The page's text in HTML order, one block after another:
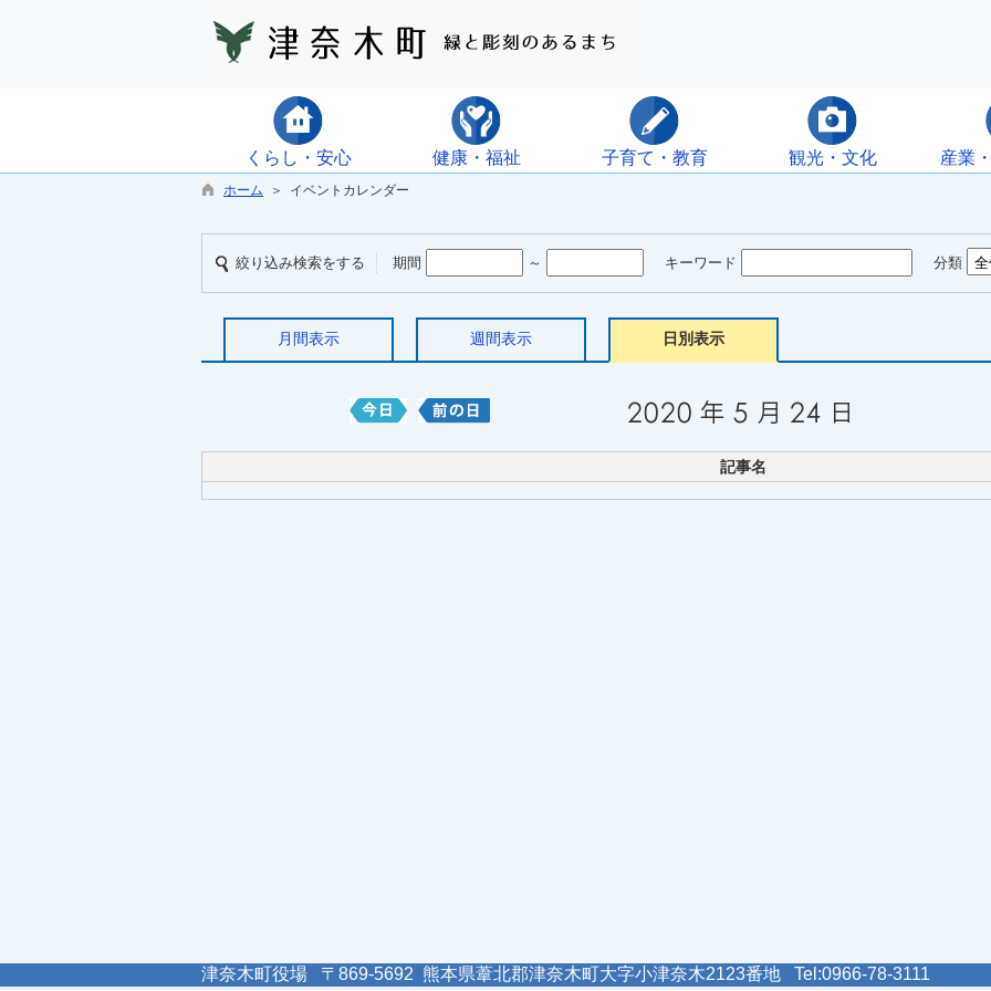
くらし・安心 健康・福祉 子育て・教育 観光・文化 産業
ホーム ＞ イベントカレンダー
絞り込み検索をする 期間 ～ キーワード 分類
月間表示 週間表示 日別表示
記事名
津奈木町役場 〒869-5692 熊本県葦北郡津奈木町大字小津奈木2123番地 Tel:0966-78-3111